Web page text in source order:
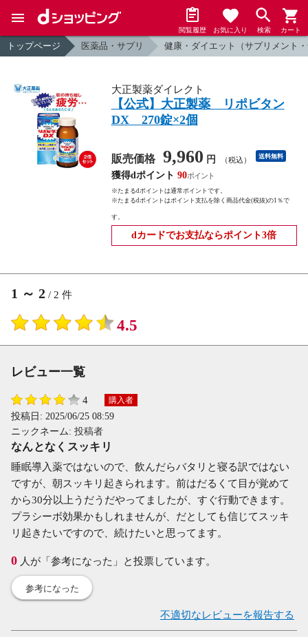
閲覧履歴 お気に入り 検索 カート
トップページ 医薬品・サプリ 健康・ダイエット（サプリメント
大正製薬ダイレクト
【公式】大正製薬 リポビタン
DX 270錠×2個
販売価格 9,960 円 （税込） 送料無料
獲得dポイント 90
※たまるdポイントは通常ポイントです。
※たまるdポイントはポイント支払を除く商品代金(税抜)の1％で
す。
dカードでお支払ならポイント3倍
1 ～ 2 / 2 件
4.5
レビュー一覧
4 購入者
投稿日: 2025/06/25 08:59
ニックネーム: 投稿者
なんとなくスッキリ
睡眠導入薬ではないので、飲んだらバタリと寝る訳ではない
ですが、朝スッキリ起きられます。前はだるくて目が覚めて
から30分以上うだうだやってましたが、すぐ行動できます。
プラシーボ効果かもしれませんが、だとしても信じてスッキ
リ起きたいですので、続けたいと思ってます。
0 人が「参考になった」と投票しています。
参考になった
不適切なレビューを報告する